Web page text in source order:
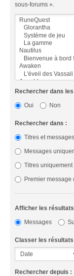
sous-forums ».
Rechercher dans
Oui
Non
Rechercher dans :
Titres et messages
Messages
Titres uniquement
Premier
Afficher les
Messages
Classer les résultats
Rechercher depuis :